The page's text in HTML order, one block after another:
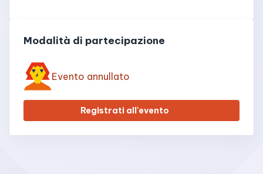
Modalità di partecipazione
Evento annullato
Registrati all'evento